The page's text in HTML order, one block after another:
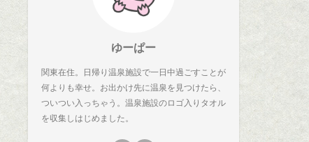
ゆーぱー
関東在住。日帰り温泉施設で一日中過ごすことが
何よりも幸せ。お出かけ先に温泉を見つけたら、
ついつい入っちゃう。温泉施設のロゴ入りタオル
を収集しはじめました。